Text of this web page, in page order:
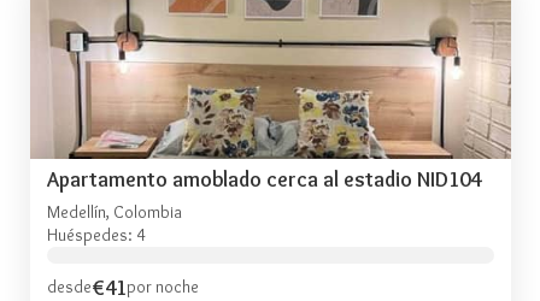
Apartamento amoblado cerca al estadio NID104
Medellín, Colombia
Huéspedes: 4
desde€41por noche